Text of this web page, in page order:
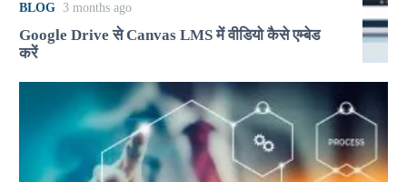
BLOG 3 months ago
Google Drive से Canvas LMS में वीडियो कैसे एम्बेड
करें